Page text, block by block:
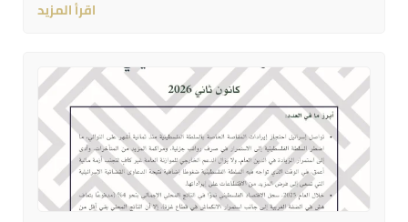
اقرأ المزيد